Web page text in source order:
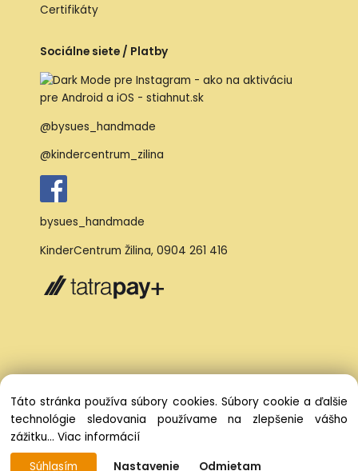
Certifikáty
Sociálne siete / Platby
@bysues_handmade
@kindercentrum_zilina
bysues_handmade
KinderCentrum Žilina, 0904 261 416
Táto stránka používa súbory cookies. Súbory cookie a ďalšie
technológie sledovania používame na zlepšenie vášho
zážitku... Viac informácií
Súhlasím
Nastavenie Odmietam